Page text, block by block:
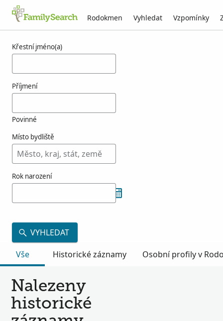
Rodokmen Vyhledat Vzpomínky
Křestní jméno(a)
Příjmení
Povinné
Místo bydliště
Rok narození
VYHLEDAT
Vše
Historické záznamy Osobní profily v
Nalezeny
historické